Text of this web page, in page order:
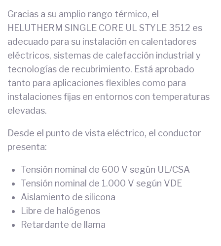
Gracias a su amplio rango térmico, el
HELUTHERM SINGLE CORE UL STYLE 3512 es
adecuado para su instalación en calentadores
eléctricos, sistemas de calefacción industrial y
tecnologías de recubrimiento. Está aprobado
tanto para aplicaciones flexibles como para
instalaciones fijas en entornos con temperaturas
elevadas.
Desde el punto de vista eléctrico, el conductor
presenta:
Tensión nominal de 600 V según UL/CSA
Tensión nominal de 1.000 V según VDE
Aislamiento de silicona
Libre de halógenos
Retardante de llama